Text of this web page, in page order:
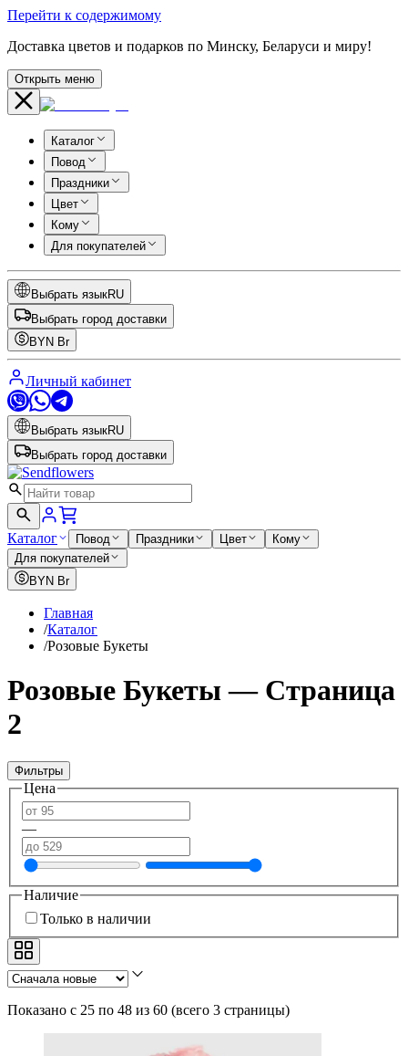
Перейти к содержимому
Доставка цветов и подарков по Минску, Беларуси и миру!
Открыть меню
Каталог
Повод
Праздники
Цвет
Кому
Для покупателей
Выбрать языкRU
Выбрать город доставки
BYN Br
Личный кабинет
Выбрать языкRU
Выбрать город доставки
Каталог Повод Праздники Цвет
Кому
Для покупателей
BYN Br
Главная
/Каталог
/Розовые Букеты
Розовые Букеты — Страница
2
Фильтры
Цена
—
Наличие
Только в наличии
Показано с 25 по 48 из 60 (всего 3 страницы)